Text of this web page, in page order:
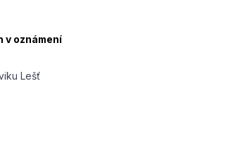
v oznámení
Lešť